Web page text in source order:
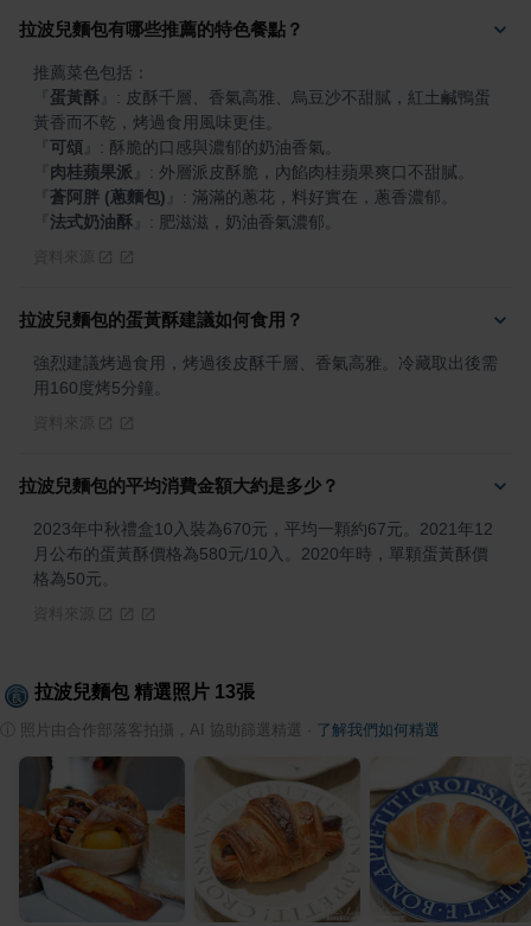
拉波兒麵包有哪些推薦的特色餐點？
蛋黃酥
: 皮酥千層、香氣高雅、烏豆沙不甜膩，紅土鹹鴨蛋
可頌
肉桂蘋果派
蒼阿胖 (蔥麵包)
法式奶油酥 : 肥滋滋，奶油香氣濃郁。
拉波兒麵包的蛋黃酥建議如何食用？
強烈建議烤過食用，烤過後皮酥千層、香氣高雅。冷藏取出後需
用160度烤5分鐘。
拉波兒麵包的平均消費金額大約是多少？
2023年中秋禮盒10入裝為670元，平均一顆約67元。2021年12
月公布的蛋黃酥價格為580元/10入。2020年時，單顆蛋黃酥價
格為50元。
拉波兒麵包 精選照片 13張
照片由合作部落客拍攝，AI 協助篩選精選 了解我們如何精選